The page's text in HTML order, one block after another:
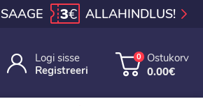
SAAGE 3€ ALLAHINDLUS!
Logi sisse
Registreeri
0
Ostukorv
0.00€